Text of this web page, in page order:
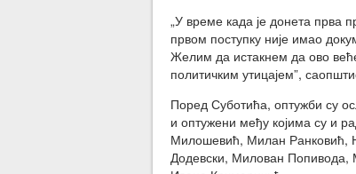
„У време када је донета прва
првом поступку није имао
Желим да истакнем да ово
политичким утицајем”,
Поред Суботића, оптужби су
и оптужени међу којима су и
Милошевић, Милан Ранковић,
Додевски, Милован